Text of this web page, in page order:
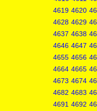
4619 4620
4628 4629
4637 4638
4646 4647
4655 4656
4664 4665
4673 4674
4682 4683
4691 4692